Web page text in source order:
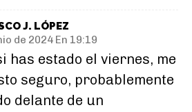
J. LÓPEZ
de 2024 En 19:19
has estado el viernes, me
seguro, probablemente
delante de un